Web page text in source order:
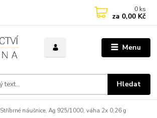
Menu
Hledat
0 ks
za 0,00 Kč
Stříbrné náušnice, Ag 925/1000, váha 2x 0,26 g